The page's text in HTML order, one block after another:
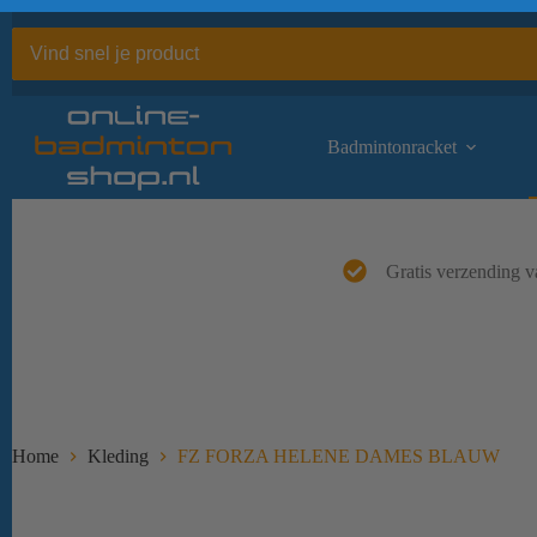
naar
inhoud
Badmintonracket
Gratis verzending
Home Kleding FZ FORZA HELENE DAMES BLAUW